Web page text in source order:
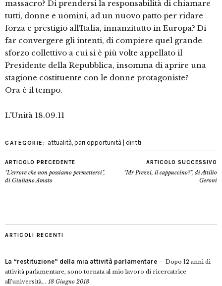
massacro? Di prendersi la responsabilità di chiamare
tutti, donne e uomini, ad un nuovo patto per ridare
forza e prestigio all’Italia, innanzitutto in Europa? Di
far convergere gli intenti, di compiere quel grande
sforzo collettivo a cui si è più volte appellato il
Presidente della Repubblica, insomma di aprire una
stagione costituente con le donne protagoniste?
Ora è il tempo.
L’Unità 18.09.11
CATEGORIE: attualità, pari opportunità | diritti
ARTICOLO PRECEDENTE
"L'errore che non possiamo permetterci",
di Giuliano Amato
ARTICOLO SUCCESSIVO
"Mr Prezzi, il cappuccino?", di Attilio
Geroni
ARTICOLI RECENTI
La “restituzione” della mia attività parlamentare
Dopo 12 anni di
attività parlamentare, sono tornata al mio lavoro di ricercatrice
all’università... 18 Giugno 2018